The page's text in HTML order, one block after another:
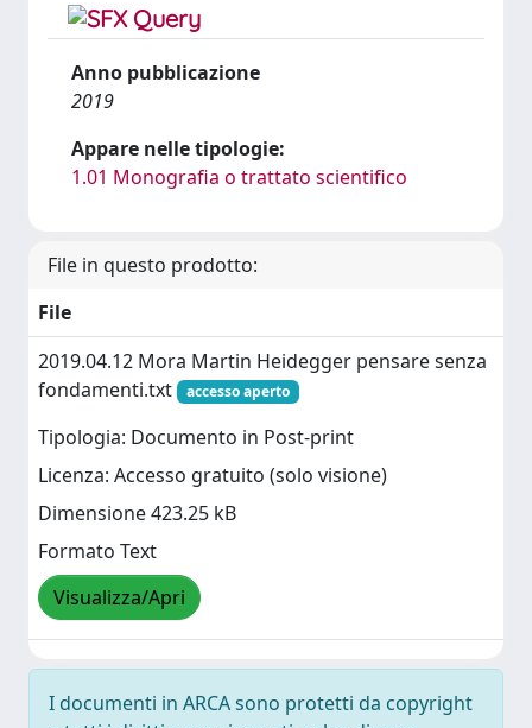
Anno pubblicazione
2019
Appare nelle tipologie:
1.01 Monografia o trattato scientifico
File in questo prodotto:
File
2019.04.12 Mora Martin Heidegger pensare senza
fondamenti.txt
accesso aperto
Tipologia: Documento in Post-print
Licenza: Accesso gratuito (solo visione)
Dimensione 423.25 kB
Formato Text
Visualizza/Apri
I documenti in ARCA sono protetti da copyright